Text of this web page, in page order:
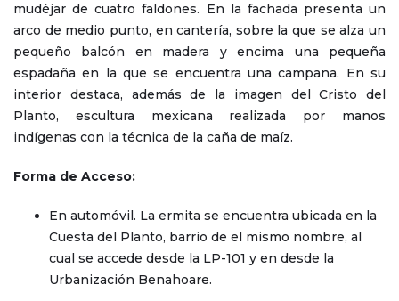
mudéjar de cuatro faldones. En la fachada presenta un
arco de medio punto, en cantería, sobre la que se alza un
pequeño balcón en madera y encima una pequeña
espadaña en la que se encuentra una campana. En su
interior destaca, además de la imagen del Cristo del
Planto, escultura mexicana realizada por manos
indígenas con la técnica de la caña de maíz.
Forma de Acceso:
En automóvil. La ermita se encuentra ubicada en la
Cuesta del Planto, barrio de el mismo nombre, al
cual se accede desde la LP-101 y en desde la
Urbanización Benahoare.